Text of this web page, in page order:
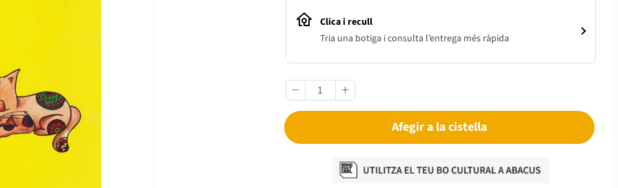
Clica i recull
Tria una botiga i consulta l’entrega més ràpida
Afegir a la cistella